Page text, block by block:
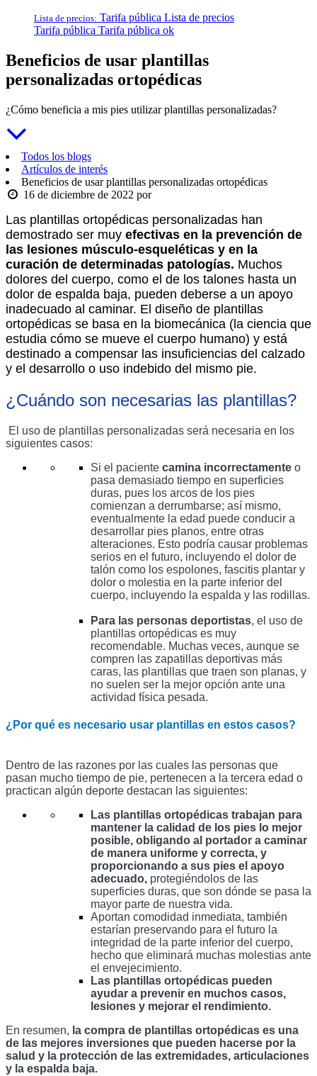
Lista de precios: Tarifa pública Lista de precios
Tarifa pública Tarifa pública ok
Beneficios de usar plantillas
personalizadas ortopédicas
¿Cómo beneficia a mis pies utilizar plantillas personalizadas?
Todos los blogs
Artículos de interés
Beneficios de usar plantillas personalizadas ortopédicas
16 de diciembre de 2022 por
Las plantillas ortopédicas personalizadas han
demostrado ser muy efectivas en la prevención de
las lesiones músculo-esqueléticas y en la
curación de determinadas patologías. Muchos
dolores del cuerpo, como el de los talones hasta un
dolor de espalda baja, pueden deberse a un apoyo
inadecuado al caminar. El diseño de plantillas
ortopédicas se basa en la biomecánica (la ciencia que
estudia cómo se mueve el cuerpo humano) y está
destinado a compensar las insuficiencias del calzado
y el desarrollo o uso indebido del mismo pie.
¿Cuándo son necesarias las plantillas?
siguientes casos:
Si el paciente camina incorrectamente o
pasa demasiado tiempo en superficies
duras, pues los arcos de los pies
comienzan a derrumbarse; así mismo,
eventualmente la edad puede conducir a
desarrollar pies planos, entre otras
alteraciones. Esto podría causar problemas
serios en el futuro, incluyendo el dolor de
talón como los espolones, fascitis plantar y
dolor o molestia en la parte inferior del
Para las personas deportistas, el uso de
plantillas ortopédicas es muy
recomendable. Muchas veces, aunque se
compren las zapatillas deportivas más
caras, las plantillas que traen son planas, y
no suelen ser la mejor opción ante una
actividad física pesada.
¿Por qué es necesario usar plantillas en estos casos?
Dentro de las razones por las cuales las personas que
pasan mucho tiempo de pie, pertenecen a la tercera edad o
practican algún deporte destacan las siguientes:
Las plantillas ortopédicas trabajan para
mantener la calidad de los pies lo mejor
posible, obligando al portador a caminar
de manera uniforme y correcta, y
proporcionando a sus pies el apoyo
adecuado, protegiéndolos de las
superficies duras, que son dónde se pasa la
mayor parte de nuestra vida.
Aportan comodidad inmediata, también
estarían preservando para el futuro la
integridad de la parte inferior del cuerpo,
hecho que eliminará muchas molestias ante
el envejecimiento.
Las plantillas ortopédicas pueden
ayudar a prevenir en muchos casos,
lesiones y mejorar el rendimiento.
En resumen, la compra de plantillas ortopédicas es una
de las mejores inversiones que pueden hacerse por la
salud y la protección de las extremidades, articulaciones
y la espalda baja.